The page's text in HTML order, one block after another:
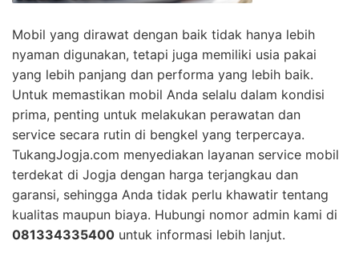
Mobil yang dirawat dengan baik tidak hanya lebih
nyaman digunakan, tetapi juga memiliki usia pakai
yang lebih panjang dan performa yang lebih baik.
Untuk memastikan mobil Anda selalu dalam kondisi
prima, penting untuk melakukan perawatan dan
service secara rutin di bengkel yang terpercaya.
TukangJogja.com menyediakan layanan service mobil
terdekat di Jogja dengan harga terjangkau dan
garansi, sehingga Anda tidak perlu khawatir tentang
kualitas maupun biaya. Hubungi nomor admin kami di
081334335400 untuk informasi lebih lanjut.